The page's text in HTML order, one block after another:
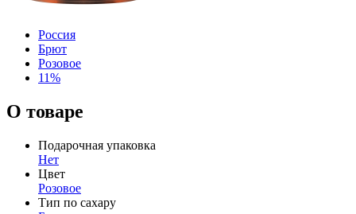
Россия
Брют
Розовое
11%
О товаре
Подарочная упаковка
Нет
Цвет
Розовое
Тип по сахару